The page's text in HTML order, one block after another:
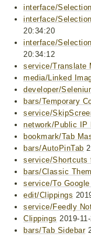
interface/
interface/
20:34:20
interface/
20:34:12
service/Translate
media/Linked
developer/
bars/Temporary
service/
network/Public IP
bookmark/Tab
bars/AutoPinTab
service/Shortcuts
bars/Classic
service/To
edit/Clippings
service/Feedly
Clippings 2019-
bars/Tab Sidebar